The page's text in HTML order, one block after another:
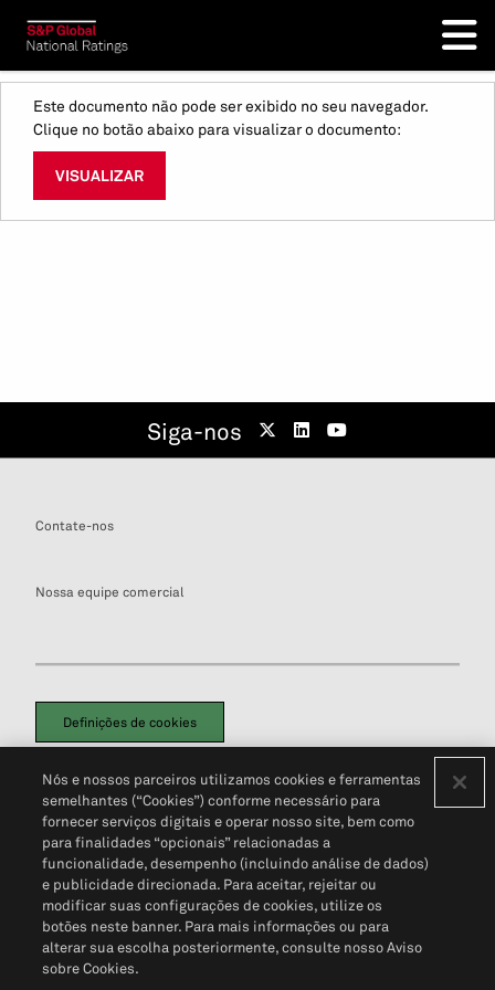
Este documento não pode ser exibido no seu navegador.
Clique no botão abaixo para visualizar o documento:
VISUALIZAR
Siga-nos
Contate-nos
Nossa equipe comercial
Definições de cookies
Política de PrivacidadePortal de privacidade do cliente (em inglês)
Não Venda Minhas Informações Pessoais© 2026 S&P Global
Nós e nossos parceiros utilizamos cookies e ferramentas
semelhantes (“Cookies”) conforme necessário para
fornecer serviços digitais e operar nosso site, bem como
para finalidades “opcionais” relacionadas a
funcionalidade, desempenho (incluindo análise de dados)
e publicidade direcionada. Para aceitar, rejeitar ou
modificar suas configurações de cookies, utilize os
botões neste banner. Para mais informações ou para
alterar sua escolha posteriormente, consulte nosso Aviso
sobre Cookies.